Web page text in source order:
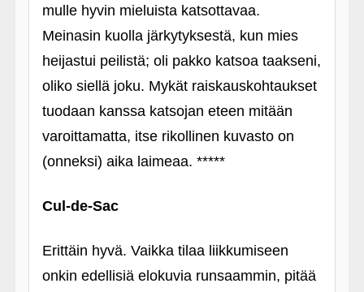
mulle hyvin mieluista katsottavaa.
Meinasin kuolla järkytyksestä, kun mies
heijastui peilistä; oli pakko katsoa taakseni,
oliko siellä joku. Mykät raiskauskohtaukset
tuodaan kanssa katsojan eteen mitään
varoittamatta, itse rikollinen kuvasto on
(onneksi) aika laimeaa. *****
Cul-de-Sac
Erittäin hyvä. Vaikka tilaa liikkumiseen
onkin edellisiä elokuvia runsaammin, pitää